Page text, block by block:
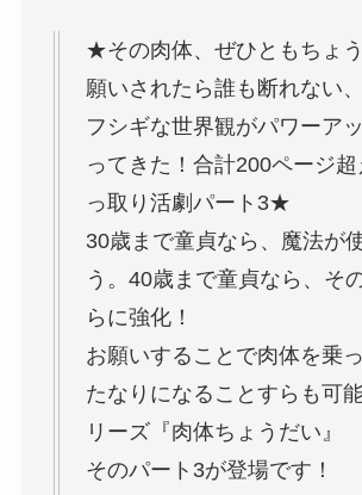
★その肉体、ぜひともちょ
願いされたら誰も断れない
フシギな世界観がパワーア
ってきた！合計200ページ
っ取り活劇パート3★
30歳まで童貞なら、魔法が
う。40歳まで童貞なら、そ
らに強化！
お願いすることで肉体を乗
たなりになることすらも可
リーズ『肉体ちょうだい』
そのパート3が登場です！